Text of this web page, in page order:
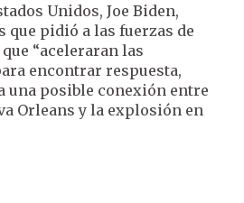
Unidos, Joe Biden,
que pidió a las fuerzas de
“aceleraran las
encontrar respuesta,
una posible conexión entre
Orleans y la explosión en